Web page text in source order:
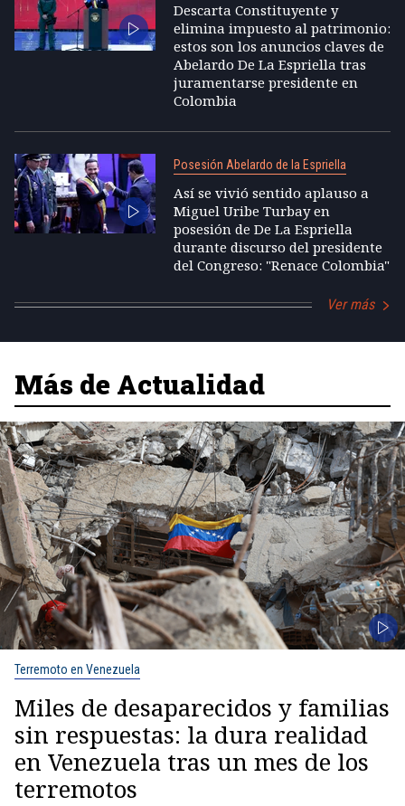
Descarta Constituyente y
elimina impuesto al patrimonio:
estos son los anuncios claves de
Abelardo De La Espriella tras
juramentarse presidente en
Colombia
Posesión Abelardo de la Espriella
Así se vivió sentido aplauso a
Miguel Uribe Turbay en
posesión de De La Espriella
durante discurso del presidente
del Congreso: "Renace Colombia"
Ver más
Más de Actualidad
Terremoto en Venezuela
Miles de desaparecidos y familias
sin respuestas: la dura realidad
en Venezuela tras un mes de los
terremotos